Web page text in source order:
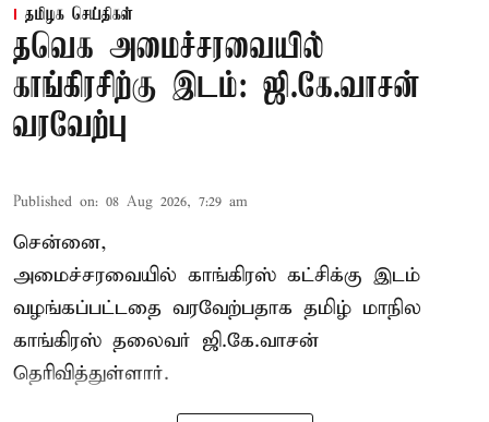
தமிழக செய்திகள்
தவெக அமைச்சரவையில்
காங்கிரசிற்கு இடம்: ஜி.கே.வாசன்
வரவேற்பு
Published on: 08 Aug 2026, 7:29 am
சென்னை,
அமைச்சரவையில் காங்கிரஸ் கட்சிக்கு இடம்
வழங்கப்பட்டதை வரவேற்பதாக தமிழ் மாநில
காங்கிரஸ் தலைவர் ஜி.கே.வாசன்
தெரிவித்துள்ளார்.